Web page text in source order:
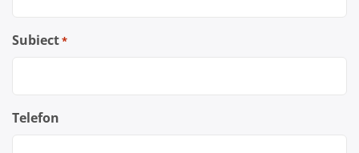
Subiect*
Telefon